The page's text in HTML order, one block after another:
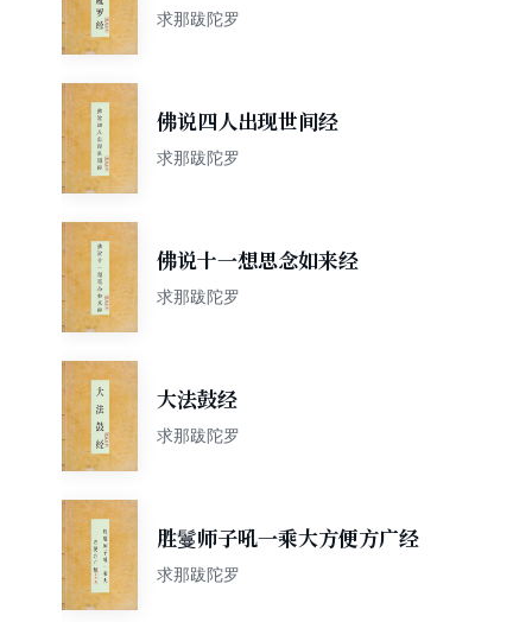
求那跋陀罗
佛说四人出现世间经
求那跋陀罗
佛说十一想思念如来经
求那跋陀罗
大法鼓经
求那跋陀罗
胜鬘师子吼一乘大方便方广经
求那跋陀罗